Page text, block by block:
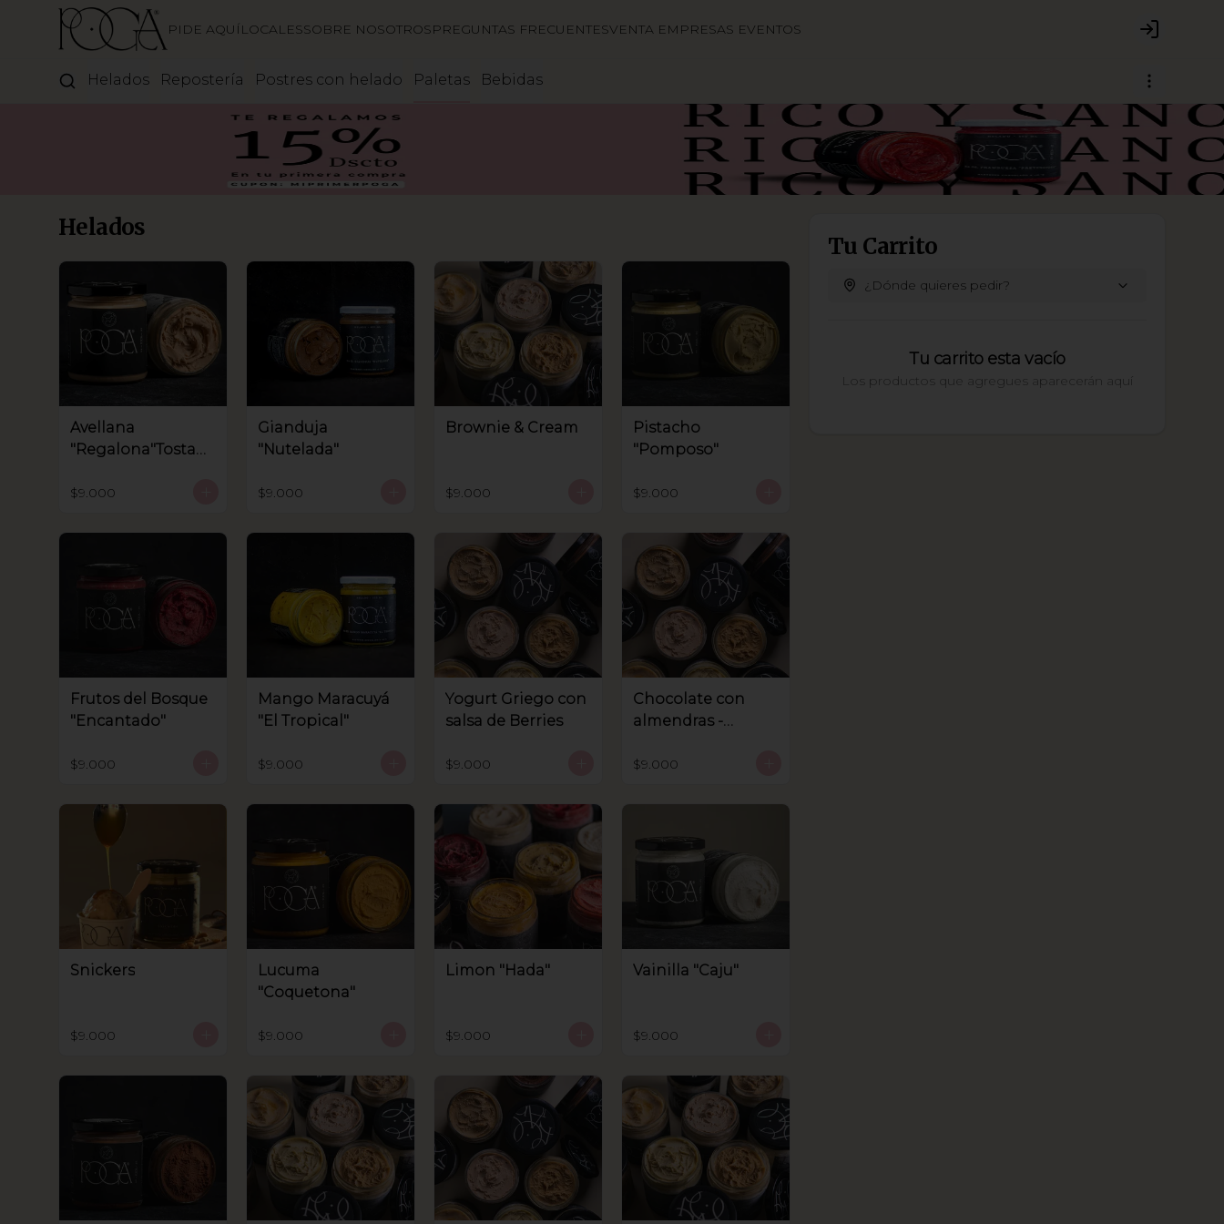
PIDE AQUÍ LOCALESSOBRE NOSOTROSPREGUNTAS FRECUENTESVENTA EMPRESAS EVENTOS Login
Helados Repostería Postres con helado Paletas Bebidas
Helados
Avellana
"Regalona"Tostad
$9.000
Gianduja
"Nutelada"
$9.000
Brownie & Cream
$9.000
Pistacho
"Pomposo"
$9.000
Frutos del Bosque
"Encantado"
$9.000
Mango Maracuyá
"El Tropical"
$9.000
Yogurt Griego con
salsa de Berries
$9.000
Chocolate con
almendras -
$9.000
Snickers
$9.000
Lucuma
"Coquetona"
$9.000
Limon "Hada"
$9.000
Vainilla "Caju"
$9.000
Tu Carrito
¿Dónde quieres pedir?
Tu carrito esta vacío
Los productos que agregues aparecerán aquí